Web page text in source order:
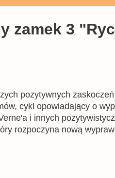
zamek 3
pozytywnych
cykl opowiadający o
i innych
rozpoczyna nową